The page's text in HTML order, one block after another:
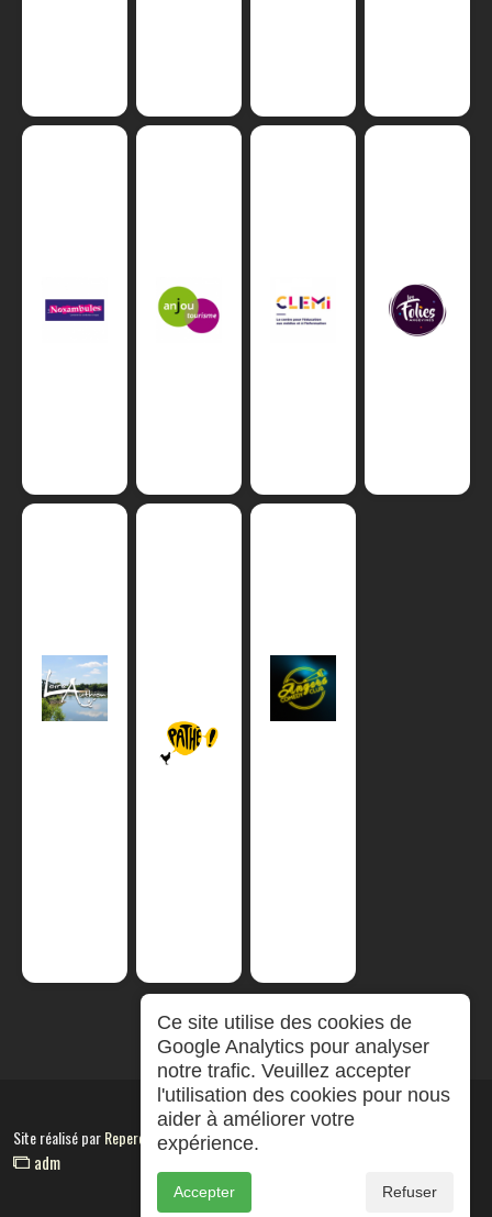
Site réalisé parRepereCom
adm
Ce site utilise des cookies de
Google Analytics pour analyser
notre trafic. Veuillez accepter
l'utilisation des cookies pour nous
aider à améliorer votre
expérience.
Accepter Refuser